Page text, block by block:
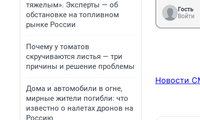
тяжелым». Эксперты — об
обстановке на топливном
рынке России
Почему у томатов
скручиваются листья — три
причины и решение проблемы
Дома и автомобили в огне,
мирные жители погибли: что
известно о налетах дронов на
Россию
Гость
Войти
Новости